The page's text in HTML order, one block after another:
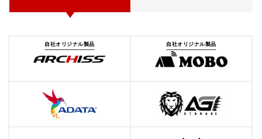
自社オリジナル製品 自社オリジナル製品